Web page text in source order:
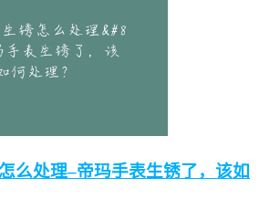
么处理–帝玛手表生锈了，该如